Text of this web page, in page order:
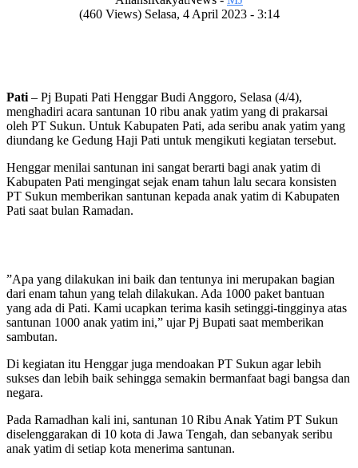
(460 Views) Selasa, 4 April 2023 - 3:14
Pati– Pj Bupati Pati Henggar Budi Anggoro, Selasa (4/4),
menghadiri acara santunan 10 ribu anak yatim yang di prakarsai
oleh PT Sukun. Untuk Kabupaten Pati, ada seribu anak yatim yang
diundang ke Gedung Haji Pati untuk mengikuti kegiatan tersebut.
Henggar menilai santunan ini sangat berarti bagi anak yatim di
Kabupaten Pati mengingat sejak enam tahun lalu secara konsisten
PT Sukun memberikan santunan kepada anak yatim di Kabupaten
Pati saat bulan Ramadan.
”Apa yang dilakukan ini baik dan tentunya ini merupakan bagian
dari enam tahun yang telah dilakukan. Ada 1000 paket bantuan
yang ada di Pati. Kami ucapkan terima kasih setinggi-tingginya atas
santunan 1000 anak yatim ini,” ujar Pj Bupati saat memberikan
sambutan.
Di kegiatan itu Henggar juga mendoakan PT Sukun agar lebih
sukses dan lebih baik sehingga semakin bermanfaat bagi bangsa dan
negara.
Pada Ramadhan kali ini, santunan 10 Ribu Anak Yatim PT Sukun
diselenggarakan di 10 kota di Jawa Tengah, dan sebanyak seribu
anak yatim di setiap kota menerima santunan.